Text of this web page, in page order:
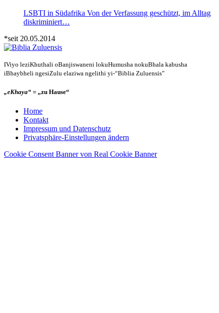
LSBTI in Südafrika Von der Verfassung geschützt, im Alltag
diskriminiert…
*seit 20.05.2014
IViyo leziKhuthali oBanjiswaneni lokuHumusha nokuBhala kabusha
iBhaybheli ngesiZulu elaziwa ngelithi yi-“Biblia Zuluensis”
„eKhaya“ = „zu Hause“
Home
Kontakt
Impressum und Datenschutz
Privatsphäre-Einstellungen ändern
Cookie Consent Banner von Real Cookie Banner